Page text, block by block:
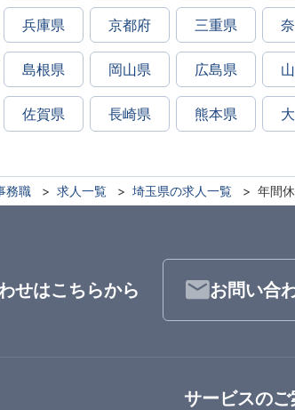
兵庫県 京都府 三重県
島根県 岡山県 広島県
佐賀県 長崎県 熊本県
務職 求人一覧 埼玉県の求人一覧 年間
せはこちらから お問い合
サービスのご